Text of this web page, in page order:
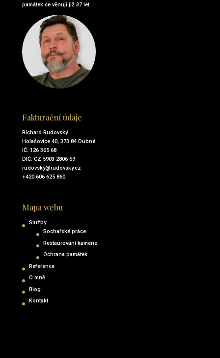
památekse věnuji již 37 let.
Fakturační údaje
Richard Rudovský
Holašovice 40, 373 84 Dubné
IČ: 126 365 68
DIČ: CZ 5903 2806 69
rudovsky@rudovsky.cz
+420 606 625 860
Mapa webu
Služby
Sochařské práce
Restaurování kamene
Ochrana památek
Reference
O mně
Blog
Kontakt